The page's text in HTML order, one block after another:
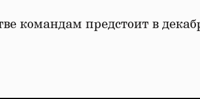
командам предстоит в